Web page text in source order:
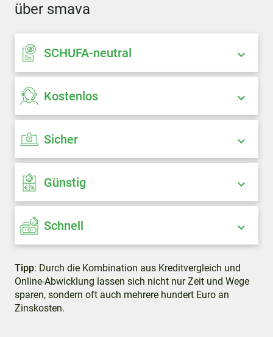
über smava
SCHUFA-neutral
Kostenlos
Sicher
Günstig
Schnell
Tipp: Durch die Kombination aus Kreditvergleich und
Online-Abwicklung lassen sich nicht nur Zeit und Wege
sparen, sondern oft auch mehrere hundert Euro an
Zinskosten.